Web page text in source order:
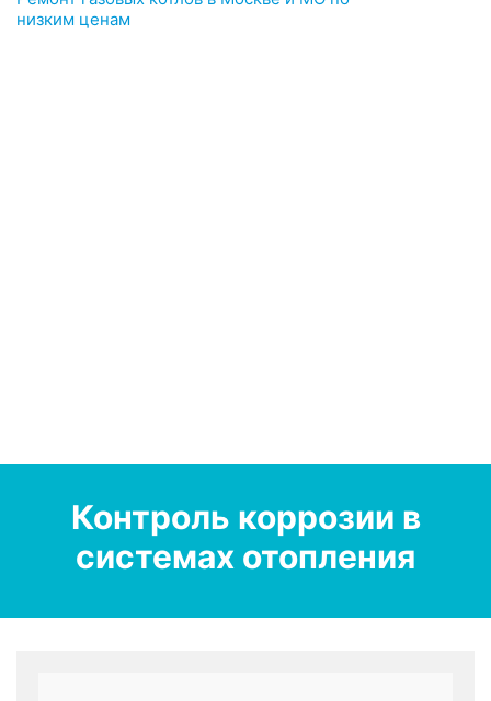
низким ценам
Контроль коррозии в
системах отопления